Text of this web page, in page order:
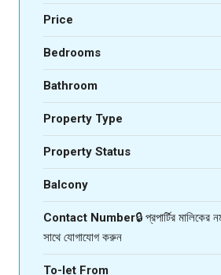
Price
Bedrooms
Bathroom
Property Type
Property Status
Balcony
Contact Number🔒 প্রপার্টির মালিকের
সাথে যোগাযোগ করুন
To-let From